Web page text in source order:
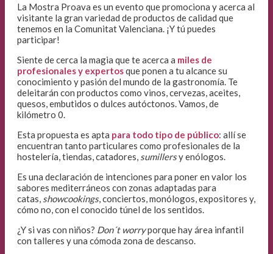
La Mostra Proava es un evento que promociona y acerca al
visitante la gran variedad de productos de calidad que
tenemos en la Comunitat Valenciana. ¡Y tú puedes
participar!
Siente de cerca la magia que te acerca a miles de
profesionales y expertosque ponen a tu alcance su
conocimiento y pasión del mundo de la gastronomía. Te
deleitarán con productos como vinos, cervezas, aceites,
quesos, embutidos o dulces autóctonos. Vamos, de
kilómetro 0.
Esta propuesta es apta para todo tipo de público: allí se
encuentran tanto particulares como profesionales de la
hostelería, tiendas, catadores, sumillersy enólogos.
Es una declaración de intenciones para poner en valor los
sabores mediterráneos con zonas adaptadas para
catas, showcookings, conciertos, monólogos, expositores y,
cómo no, con el conocido túnel de los sentidos.
¿Y si vas con niños? Don´t worryporque hay área infantil
con talleres y una cómoda zona de descanso.